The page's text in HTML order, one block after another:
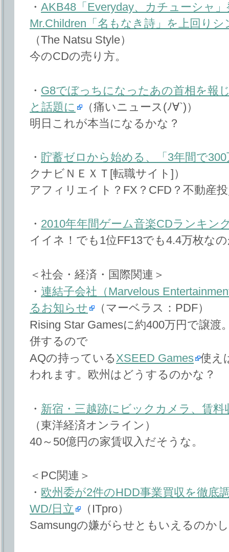
・ AKB48「Everyday、カチューシャ
Mr.Children「名もなき詩」を上回り
（The Natsu Style）
今のCDの売り方。
・ G8でぼっちになったあの首相を報
と話題に
（痛いニュース(ﾉ∀`)）
明日これが本当になるかな？
・ 貯蓄ゼロから始める、「3年間で
クナビＮＥＸＴ[転職サイト]）
アフィリエイト？FX？CFD？不動産
・ 2010年年間ゲーム音楽CDランキン
イイネ！でも1位FF13でも4.4万枚な
＜社会・経済・国際関連＞
・ 連結子会社（Marvelous
るお知らせ
（マーベラス：PDF）
Rising Star Gamesに約400万円で譲
併するので
AQの持っているXSEED Games 使え
われます。欧州はどうするのかな？
・ 新宿・三越跡にビックカメラ、賃料
（東洋経済オンライン）
40～50億円の家賃収入だそうな。
＜PC関連＞
・ 欧州委が2件のHDD事業買収を徹底
WD/日立
（ITpro）
Samsungの嫌がらせともいえるのか